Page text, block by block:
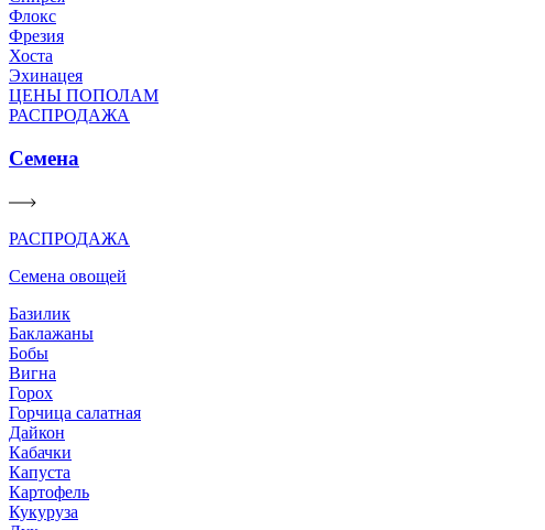
Флокс
Фрезия
Хоста
Эхинацея
ЦЕНЫ ПОПОЛАМ
РАСПРОДАЖА
Семена
РАСПРОДАЖА
Семена овощей
Базилик
Баклажаны
Бобы
Вигна
Горох
Горчица салатная
Дайкон
Кабачки
Капуста
Картофель
Кукуруза